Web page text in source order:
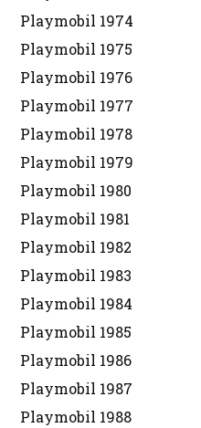
Playmobil 1974
Playmobil 1975
Playmobil 1976
Playmobil 1977
Playmobil 1978
Playmobil 1979
Playmobil 1980
Playmobil 1981
Playmobil 1982
Playmobil 1983
Playmobil 1984
Playmobil 1985
Playmobil 1986
Playmobil 1987
Playmobil 1988